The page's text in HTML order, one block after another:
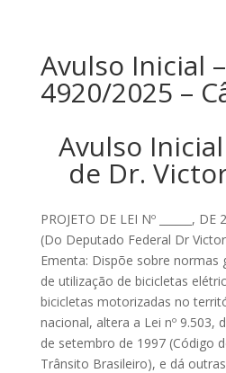
Avulso Inicial
4920/2025 –
Avulso
de Dr.
PROJETO DE LEI Nº ______, DE
(Do Deputado Federal Dr
Ementa: Dispõe sobre normas
de utilização de bicicletas
bicicletas motorizadas no
nacional, altera a Lei nº 9.503,
de setembro de 1997 (Código
Trânsito Brasileiro), e dá outras